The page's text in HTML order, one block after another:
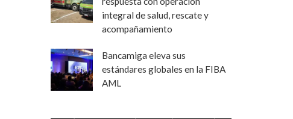
integral de salud, rescate y
acompañamiento
Bancamiga eleva sus
estándares globales en la FIBA
AML